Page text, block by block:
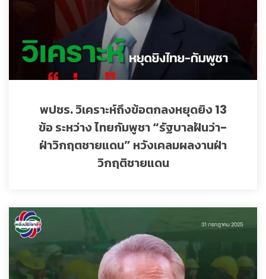
พปชร. วิเคราะห์ถึงข้อตกลงหยุดยิง 13
ข้อ ระหว่าง ไทยกัมพูชา “รัฐบาลฝันว่า-
ฝ่าวิกฤตชายแดน” หวังเคลมผลงานฝ่า
วิกฤติชายแดน